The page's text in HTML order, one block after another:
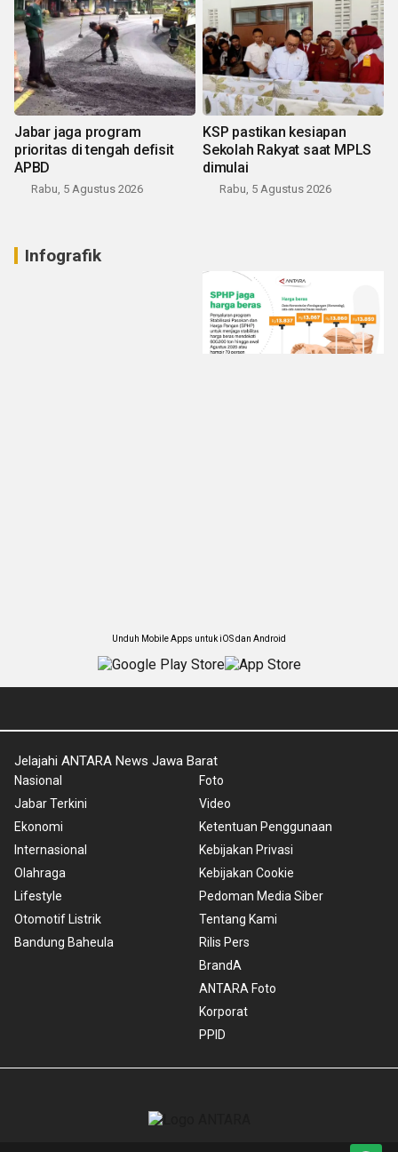
Jabar jaga program
prioritas di tengah defisit
APBD
Rabu, 5 Agustus 2026
KSP pastikan kesiapan
Sekolah Rakyat saat MPLS
dimulai
Rabu, 5 Agustus 2026
Infografik
Unduh Mobile Apps untuk iOS dan Android
Jelajahi ANTARA News Jawa Barat
Nasional
Jabar Terkini
Ekonomi
Internasional
Olahraga
Lifestyle
Otomotif Listrik
Bandung Baheula
Foto
Video
Ketentuan Penggunaan
Kebijakan Privasi
Kebijakan Cookie
Pedoman Media Siber
Tentang Kami
Rilis Pers
BrandA
ANTARA Foto
Korporat
PPID